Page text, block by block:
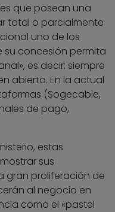
que posean una
total o parcialmente
uno de los
su concesión permita
es decir: siempre
abierto. En la actual
(Sogecable,
de pago,
estas
sus
gran proliferación de
al negocio en
como el «pastel